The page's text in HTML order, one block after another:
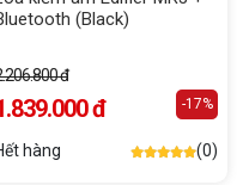
(Black)
đ
đ -17%
hàng (0)